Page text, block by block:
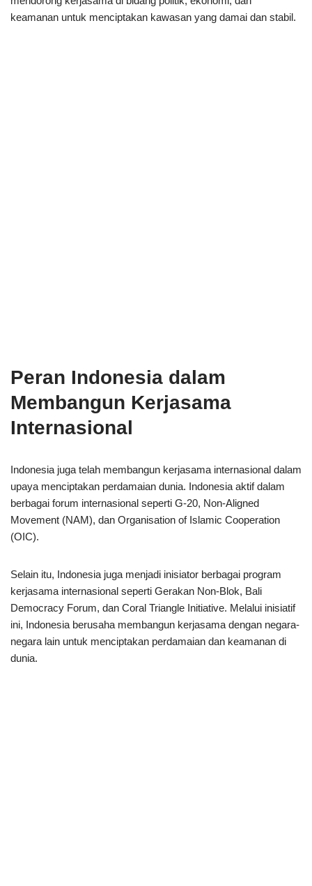
keamanan untuk menciptakan kawasan yang damai dan stabil.
Peran Indonesia dalam
Membangun Kerjasama
Internasional
Indonesia juga telah membangun kerjasama internasional dalam
upaya menciptakan perdamaian dunia. Indonesia aktif dalam
berbagai forum internasional seperti G-20, Non-Aligned
Movement (NAM), dan Organisation of Islamic Cooperation
(OIC).
Selain itu, Indonesia juga menjadi inisiator berbagai program
kerjasama internasional seperti Gerakan Non-Blok, Bali
Democracy Forum, dan Coral Triangle Initiative. Melalui inisiatif
ini, Indonesia berusaha membangun kerjasama dengan negara-
negara lain untuk menciptakan perdamaian dan keamanan di
dunia.